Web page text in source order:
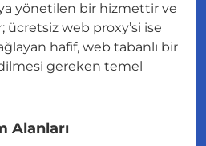
yönetilen bir hizmettir ve
ücretsiz web proxy’si ise
hafif, web tabanlı bir
gereken temel
Alanları